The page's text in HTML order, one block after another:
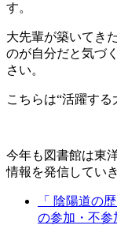
す。
大先輩が築いてき
のが自分だと気づ
さい。
こちらは“活躍する
今年も図書館は東
情報を発信してい
「 陰陽道の
の参加・不参